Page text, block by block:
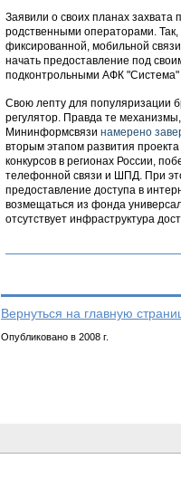
Заявили о своих планах
родственными операторами.
фиксированной, мобильной
начать предоставление под
подконтрольными АФК
Свою лепту для популяризации
регулятор. Правда те
Мининформсвязи намерено
вторым этапом развития
конкурсов в регионах России,
телефонной связи и ШПД. При
предоставление доступа в
возмещаться из фонда
отсутствует инфраструктура
Вернуться на главную
Опубликовано в 2008 г.